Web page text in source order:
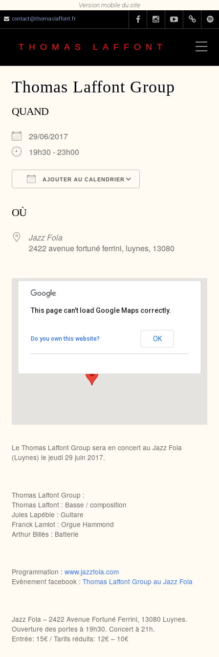
contact@thomaslaffont.fr
THOMAS LAFFONT
Thomas Laffont Group
QUAND
29/06/2017
19h30 - 23h00
AJOUTER AU CALENDRIER
OÙ
Jazz Fola
2422 avenue fortuné ferrini, luynes, 13080
Voir Évènements
This page can't load Google Maps correctly.
Do you own this website? OK
Le Thomas Laffont Group sera en concert au Jazz Fola
(Luynes) le jeudi 29 juin 2017.
Thomas Laffont Group :
Thomas Laffont : Basse / composition
Jules Lapébie : Guitare
Franck Lamiot : Orgue Hammond
Arthur Billès : Batterie
Programmation : www.jazzfola.com
Evènement facebook : Thomas Laffont Group au Jazz Fola
Jazz Fola – 2422 Avenue Fortuné Ferrini, 13080 Luynes.
Ouverture des portes à 19h30. Concert à 21h.
Entrée: 15€ / Tarifs réduits: 12€ – 10€